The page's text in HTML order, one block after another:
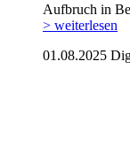
Aufbruch in
> weiterlesen
01.08.2025